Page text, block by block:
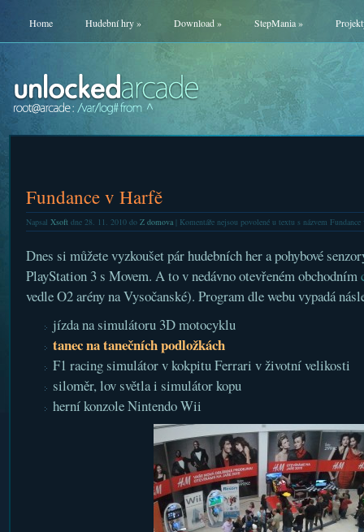
Home Hudební hry» Download» StepMania»
Fundance v Harfě
Napsal Xsoftdne 28. 11. 2010 do Z domova| Komentáře nejsou povolenéu textu s názvem Fundance
Dnes si můžete vyzkoušet pár hudebních her a pohybové
PlayStation 3 s Movem. A to v nedávno otevřeném obchodním
vedle O2 arény na Vysočanské). Program dle webu vypadá
jízda na simulátoru 3D motocyklu
tanec na tanečních podložkách
F1 racing simulátor v kokpitu Ferrari v životní velikosti
siloměr, lov světla i simulátor kopu
herní konzole Nintendo Wii